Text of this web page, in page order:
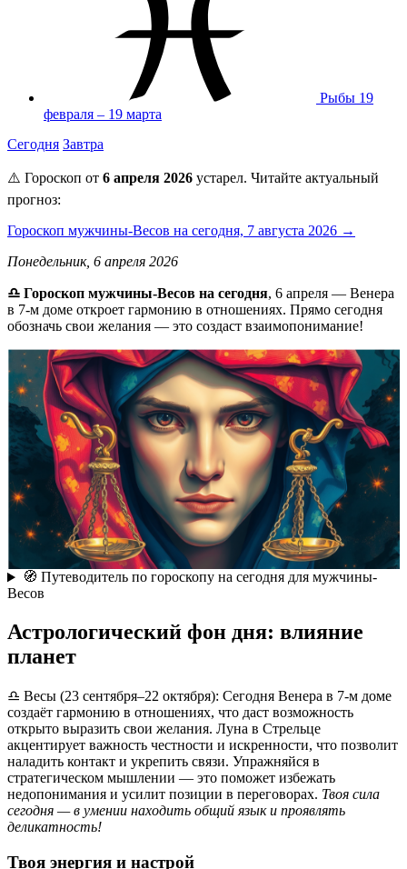
Рыбы 19
февраля – 19 марта
Сегодня Завтра
⚠️ Гороскоп от 6 апреля 2026 устарел. Читайте актуальный
прогноз:
Гороскоп мужчины-Весов на сегодня, 7 августа 2026 →
Понедельник, 6 апреля 2026
♎️ Гороскоп мужчины-Весов на сегодня, 6 апреля — Венера
в 7-м доме откроет гармонию в отношениях. Прямо сегодня
обозначь свои желания — это создаст взаимопонимание!
🧭 Путеводитель по гороскопу на сегодня для мужчины-
Весов
Астрологический фон дня: влияние
планет
♎ Весы (23 сентября–22 октября): Сегодня Венера в 7-м доме
создаёт гармонию в отношениях, что даст возможность
открыто выразить свои желания. Луна в Стрельце
акцентирует важность честности и искренности, что позволит
наладить контакт и укрепить связи. Упражняйся в
стратегическом мышлении — это поможет избежать
недопонимания и усилит позиции в переговорах. Твоя сила
сегодня — в умении находить общий язык и проявлять
деликатность!
Твоя энергия и настрой